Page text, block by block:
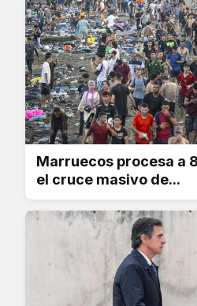
Marruecos procesa a
el cruce masivo de...